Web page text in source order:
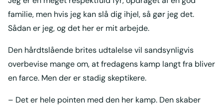
familie, men hvis jeg kan slå dig ihjel, så gør jeg det.
Sådan er jeg, og det her er mit arbejde.
Den hårdtslående brites udtalelse vil sandsynligvis
overbevise mange om, at fredagens kamp langt fra bliver
en farce. Men der er stadig skeptikere.
– Det er hele pointen med den her kamp. Den skaber